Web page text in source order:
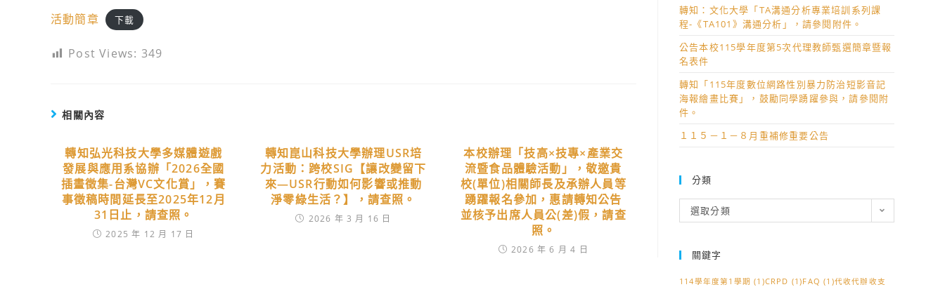
活動簡章 下載
Post Views: 349
相關內容
轉知弘光科技大學多媒體遊戲
發展與應用系協辦「2026全國
插畫徵集-台灣VC文化賞」，賽
事徵稿時間延長至2025年12月
31日止，請查照。
2025 年 12 月 17 日
轉知崑山科技大學辦理USR培
力活動：跨校SIG【讓改變留下
來—USR行動如何影響或推動
淨零綠生活？】，請查照。
2026 年 3 月 16 日
本校辦理「技高×技專×產業交
流暨食品體驗活動」，敬邀貴
校(單位)相關師長及承辦人員等
踴躍報名參加，惠請轉知公告
並核予出席人員公(差)假，請查
照。
2026 年 6 月 4 日
轉知：文化大學「TA溝通分析專業培訓系列課
程-《TA101》溝通分析」，請參閱附件。
公告本校115學年度第5次代理教師甄選簡章暨報
名表件
轉知「115年度數位網路性別暴力防治短影音記
海報繪畫比賽」，鼓勵同學踴躍參與，請參閱附
件。
１１５－１－８月重補修重要公告
分類
類
選取分類
關鍵字
114學年度第1學期 (1)CRPD (1)FAQ (1)代收代辦收支